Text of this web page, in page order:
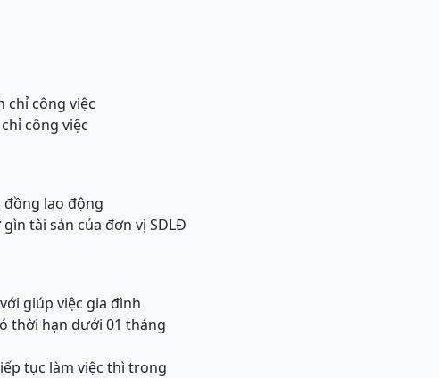
chỉ công việc
công việc
đồng lao động
tài sản của đơn vị SDLĐ
giúp việc gia đình
thời hạn dưới 01 tháng
tục làm việc thì trong